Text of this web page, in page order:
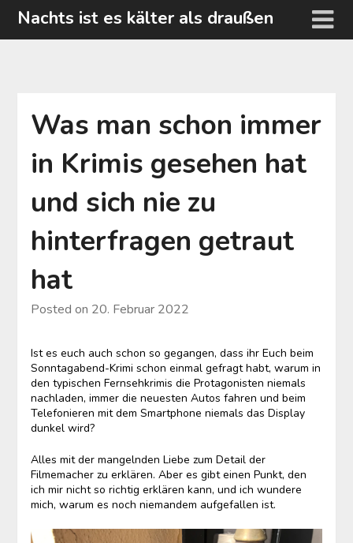
SkipNachts ist es kälter als draußen
Was man schon immer
in Krimis gesehen hat
und sich nie zu
hinterfragen getraut
hat
Posted on 20. Februar 2022
Ist es euch auch schon so gegangen, dass ihr Euch beim
Sonntagabend-Krimi schon einmal gefragt habt, warum in
den typischen Fernsehkrimis die Protagonisten niemals
nachladen, immer die neuesten Autos fahren und beim
Telefonieren mit dem Smartphone niemals das Display
dunkel wird?
Alles mit der mangelnden Liebe zum Detail der
Filmemacher zu erklären. Aber es gibt einen Punkt, den
ich mir nicht so richtig erklären kann, und ich wundere
mich, warum es noch niemandem aufgefallen ist.